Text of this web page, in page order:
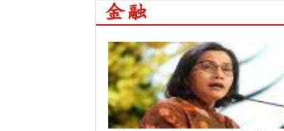
金融